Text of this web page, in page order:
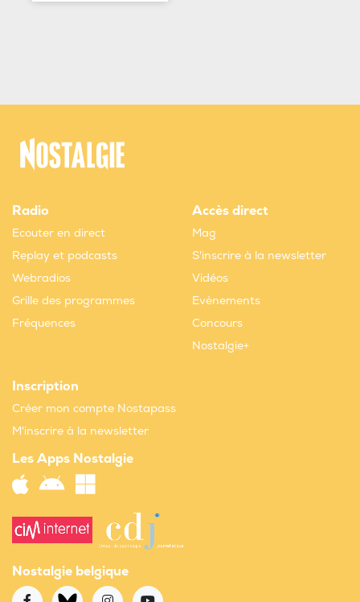
Radio
Ecouter en direct
Replay et podcasts
Webradios
Grille des programmes
Fréquences
Accès direct
Mag
S'inscrire à la newsletter
Vidéos
Evènements
Concours
Nostalgie+
Inscription
Créer mon compte Nostapass
M'inscrire à la newsletter
Les Apps Nostalgie
Nostalgie belgique